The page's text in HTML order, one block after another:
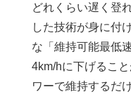
どれくらい遅く登
した技術が身に付
な「維持可能最低
4km/hに下げるこ
ワーで維持するだ